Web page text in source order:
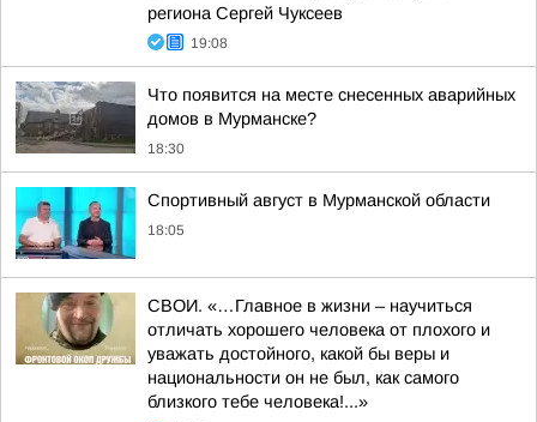
региона Сергей Чуксеев
19:08
Что появится на месте снесенных аварийных
домов в Мурманске?
18:30
Спортивный август в Мурманской области
18:05
СВОИ. «…Главное в жизни – научиться
отличать хорошего человека от плохого и
уважать достойного, какой бы веры и
национальности он не был, как самого
близкого тебе человека!...»